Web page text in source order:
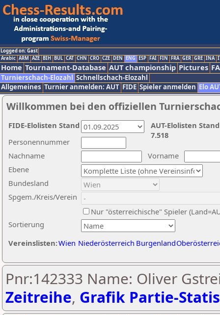
Logged on: Gast
Arabic ARM AZE BIH BUL CAT CHN CRO CZE DEN ENG ESP FAI FIN FRA GER GRE INA
Home Tournament-Database AUT championship Pictures
Turnierschach-Elozahl Schnellschach-Elozahl
Allgemeines Turnier anmelden: AUT FIDE Spieler anmelden Elo
Willkommen bei den offiziellen
Nachname
Vorname
Ebene
Sortierung
Personennummer
Bundesland
Spgem./Kreis/Verein
Nur "österreichische" Spieler
Vereinslisten:Wien Niederösterreich Burgenland
AUT-Elolisten
7.518
FIDE-Elolisten Stand
Pnr:142333 Name: Oliver
Zeitreihe, Grafik Partie-